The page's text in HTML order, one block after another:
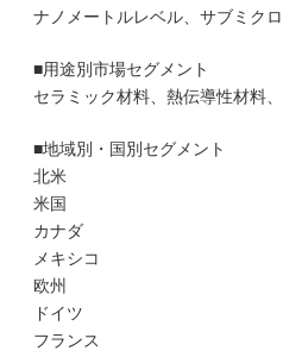
ナノメートルレベル、サブミク
■用途別市場セグメント
セラミック材料、熱伝導性材料
■地域別・国別セグメント
北米
米国
カナダ
メキシコ
欧州
ドイツ
フランス